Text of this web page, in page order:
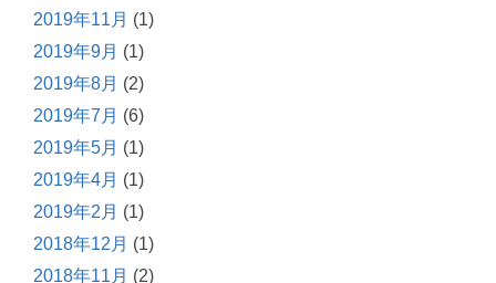
2019年11月 (1)
2019年9月 (1)
2019年8月 (2)
2019年7月 (6)
2019年5月 (1)
2019年4月 (1)
2019年2月 (1)
2018年12月 (1)
2018年11月 (2)